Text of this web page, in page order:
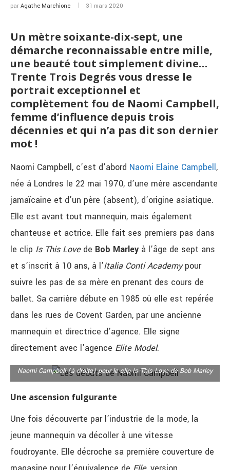
par Agathe Marchione 31 mars 2020
Un mètre soixante-dix-sept, une
démarche reconnaissable entre mille,
une beauté tout simplement divine…
Trente Trois Degrés vous dresse le
portrait exceptionnel et
complètement fou de Naomi Campbell,
femme d’influence depuis trois
décennies et qui n’a pas dit son dernier
mot !
Naomi Campbell, c’est d’abord Naomi Elaine Campbell,
née à Londres le 22 mai 1970, d’une mère ascendante
jamaïcaine et d’un père (absent), d’origine asiatique.
Elle est avant tout mannequin, mais également
chanteuse et actrice. Elle fait ses premiers pas dans
le clip Is This Love de Bob Marley à l’âge de sept ans
et s’inscrit à 10 ans, à l’Italia Conti Academypour
suivre les pas de sa mère en prenant des cours de
ballet. Sa carrière débute en 1985 où elle est repérée
dans les rues de Covent Garden, par une ancienne
mannequin et directrice d’agence. Elle signe
directement avec l’agence Elite Model.
Naomi Campbell (à droite) pour le clip Is This Love de Bob Marley
Une ascension fulgurante
Une fois découverte par l’industrie de la mode, la
jeune mannequin va décoller à une vitesse
foudroyante. Elle décroche sa première couverture de